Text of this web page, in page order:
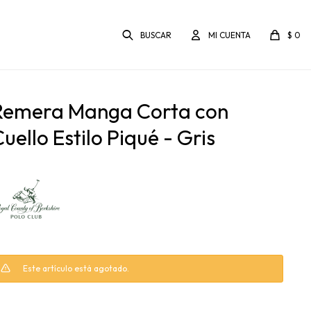
$ 0
Manga Corta con
Estilo Piqué - Gris
Este artículo está agotado.